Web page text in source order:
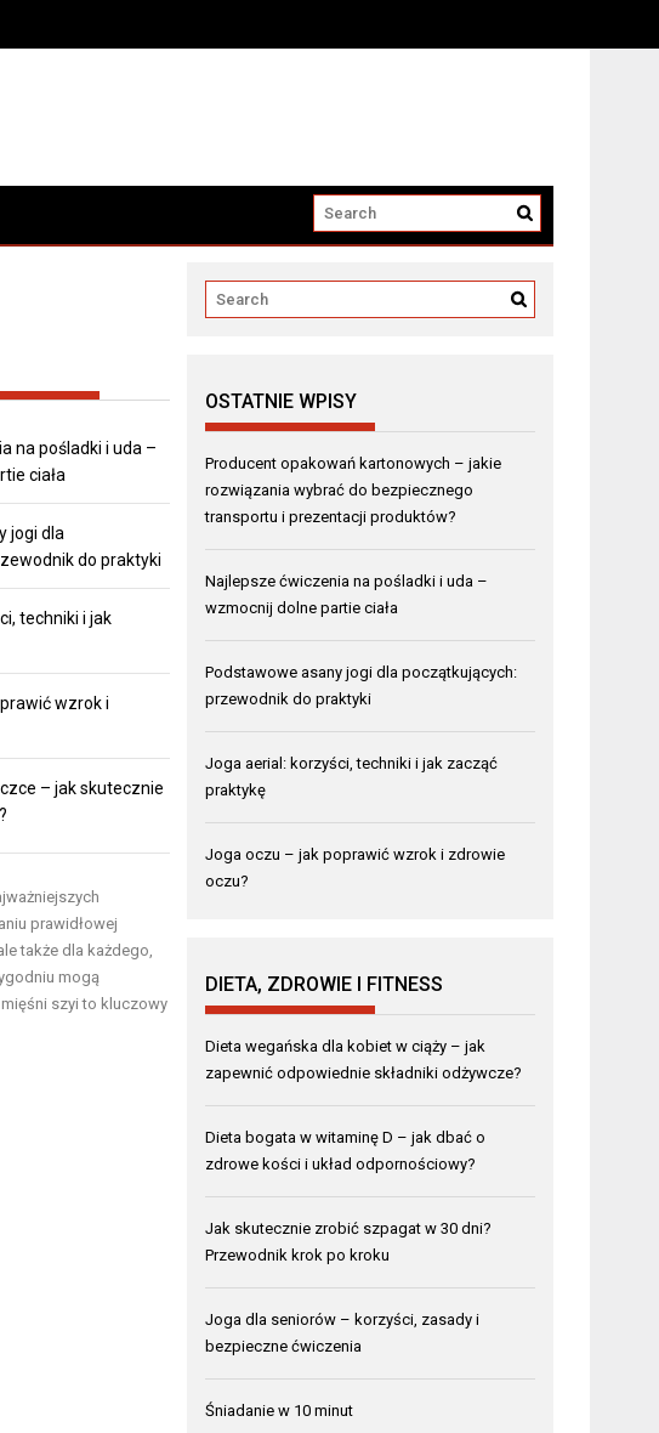
prezentacji produktów?
na pośladki i uda –
ciała
jogi dla
do praktyki
techniki i jak
wzrok i
– jak skutecznie
prawidłowej
także dla każdego,
mogą
szyi to kluczowy
OSTATNIE WPISY
Producent opakowań kartonowych – jakie
rozwiązania wybrać do bezpiecznego
transportu i prezentacji produktów?
Najlepsze ćwiczenia na pośladki i uda –
wzmocnij dolne partie ciała
Podstawowe asany jogi dla początkujących:
przewodnik do praktyki
Joga aerial: korzyści, techniki i jak zacząć
praktykę
Joga oczu – jak poprawić wzrok i zdrowie
oczu?
DIETA, ZDROWIE I FITNESS
Dieta wegańska dla kobiet w ciąży – jak
zapewnić odpowiednie składniki odżywcze?
Dieta bogata w witaminę D – jak dbać o
zdrowe kości i układ odpornościowy?
Jak skutecznie zrobić szpagat w 30 dni?
Przewodnik krok po kroku
Joga dla seniorów – korzyści, zasady i
bezpieczne ćwiczenia
Śniadanie w 10 minut